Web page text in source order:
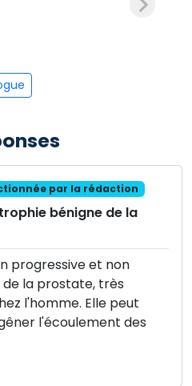
par la rédaction
bénigne de la
progressive et non
la prostate, très
l'homme. Elle peut
l'écoulement des